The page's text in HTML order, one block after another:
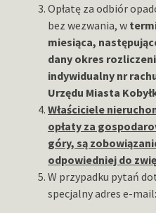
Opłatę za odbiór
bez wezwania, w
miesiąca,
dany okres
indywidualny nr
Urzędu Miasta
Właściciele
opłaty za
góry, są
odpowiedniej do
W przypadku pytań
specjalny adres e-mail: